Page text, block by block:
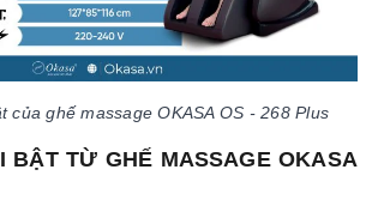
của ghế massage OKASA OS - 268 Plus
BẬT TỪ GHẾ MASSAGE OKASA